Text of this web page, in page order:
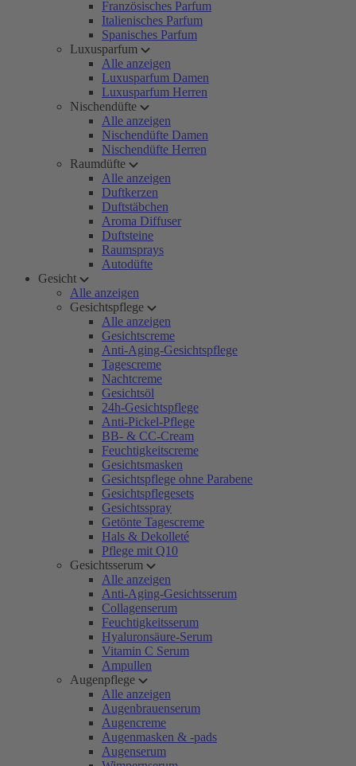
Französisches Parfum
Italienisches Parfum
Spanisches Parfum
Luxusparfum
Alle anzeigen
Luxusparfum Damen
Luxusparfum Herren
Nischendüfte
Alle anzeigen
Nischendüfte Damen
Nischendüfte Herren
Raumdüfte
Alle anzeigen
Duftkerzen
Duftstäbchen
Aroma Diffuser
Duftsteine
Raumsprays
Autodüfte
Gesicht
Alle anzeigen
Gesichtspflege
Alle anzeigen
Gesichtscreme
Anti-Aging-Gesichtspflege
Tagescreme
Nachtcreme
Gesichtsöl
24h-Gesichtspflege
Anti-Pickel-Pflege
BB- & CC-Cream
Feuchtigkeitscreme
Gesichtsmasken
Gesichtspflege ohne Parabene
Gesichtspflegesets
Gesichtsspray
Getönte Tagescreme
Hals & Dekolleté
Pflege mit Q10
Gesichtsserum
Alle anzeigen
Anti-Aging-Gesichtsserum
Collagenserum
Feuchtigkeitsserum
Hyaluronsäure-Serum
Vitamin C Serum
Ampullen
Augenpflege
Alle anzeigen
Augenbrauenserum
Augencreme
Augenmasken & -pads
Augenserum